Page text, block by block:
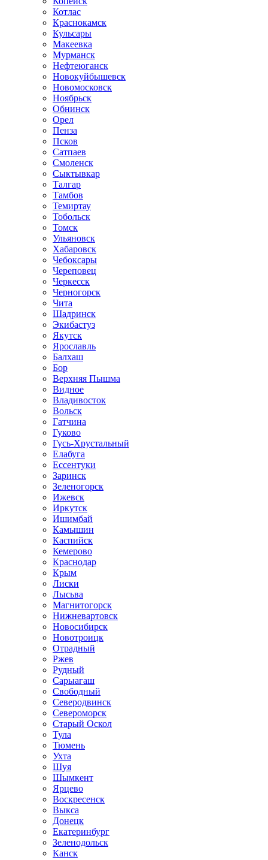
Котлас
Краснокамск
Кульсары
Макеевка
Мурманск
Нефтеюганск
Новокуйбышевск
Новомосковск
Ноябрьск
Обнинск
Орел
Пенза
Псков
Сатпаев
Смоленск
Сыктывкар
Талгар
Тамбов
Темиртау
Тобольск
Томск
Ульяновск
Хабаровск
Чебоксары
Череповец
Черкесск
Черногорск
Чита
Шадринск
Экибастуз
Якутск
Ярославль
Балхаш
Бор
Верхняя Пышма
Видное
Владивосток
Вольск
Гатчина
Гуково
Гусь-Хрустальный
Елабуга
Ессентуки
Заринск
Зеленогорск
Ижевск
Иркутск
Ишимбай
Камышин
Каспийск
Кемерово
Краснодар
Крым
Лиски
Лысьва
Магнитогорск
Нижневартовск
Новосибирск
Новотроицк
Отрадный
Ржев
Рудный
Сарыагаш
Свободный
Северодвинск
Североморск
Старый Оскол
Тула
Тюмень
Ухта
Шуя
Шымкент
Ярцево
Воскресенск
Выкса
Донецк
Екатеринбург
Зеленодольск
Канск